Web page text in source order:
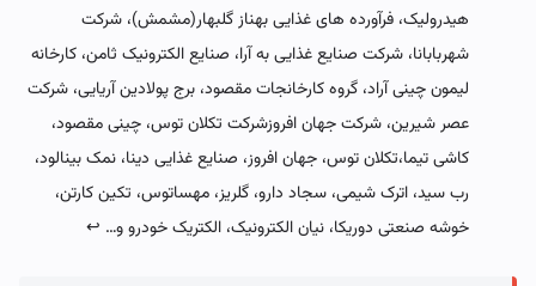
هیدرولیک، فرآورده های غذایی بهناز گلبهار(مشمش)، شرکت
شهربابانا، شرکت صنایع غذایی به آرا، صنایع الکترونیک ثامن، کارخانه
لیمون چینی آراد، گروه کارخانجات مقصود، برج پولادین آریایی، شرکت
عصر شیرین، شرکت جهان افروزشرکت تکلان توس، چینی مقصود،
کاشی تیما،تکلان توس، جهان افروز، صنایع غذایی دینا، نمک بینالود،
رب سید، اترک شیمی، سجاد دارو، گلریز، مهساتوس، تکین کارتن،
خوشه صنعتی دوریکا، نیان الکترونیک، الکتریک خودرو و… ↩︎